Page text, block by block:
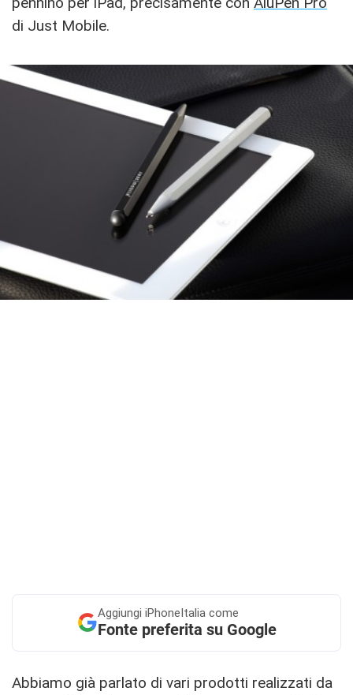
di Just Mobile.
Aggiungi iPhoneItalia come
Fonte preferita su Google
Abbiamo già parlato di vari prodotti realizzati da